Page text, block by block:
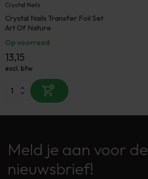
Crystal Nails
Crystal Nails Transfer Foil Set
Art Of Nature
Op voorraad
13,15
excl. btw
Meld je aan voor de
nieuwsbrief!